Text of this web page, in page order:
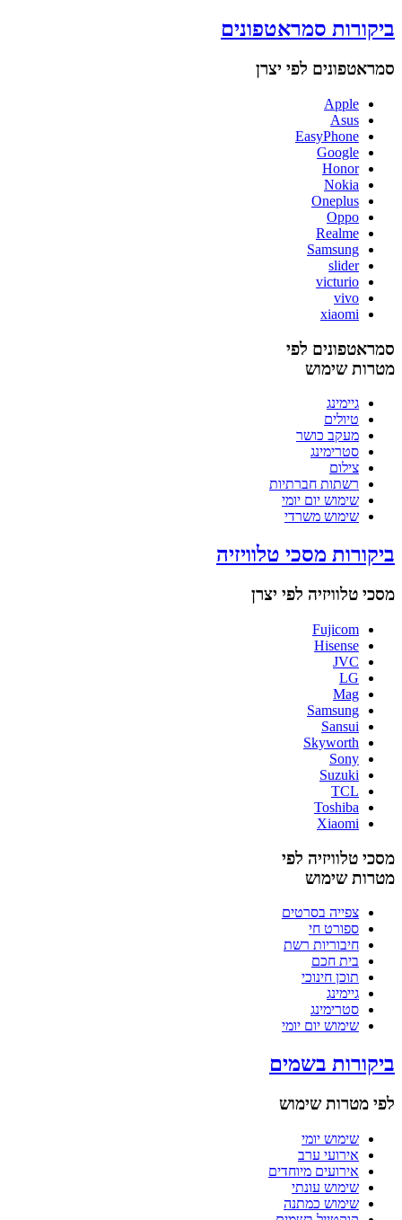
ביקורות סמראטפונים
סמראטפונים לפי יצרן
Apple
Asus
EasyPhone
Google
Honor
Nokia
Oneplus
Oppo
Realme
Samsung
slider
victurio
vivo
xiaomi
סמראטפונים לפי
מטרות שימוש
גיימינג
טיולים
מעקב כושר
סטרימינג
צילום
רשתות חברתיות
שימוש יום יומי
שימוש משרדי
ביקורות מסכי טלוויזיה
מסכי טלוויזיה לפי יצרן
Fujicom
Hisense
JVC
LG
Mag
Samsung
Sansui
Skyworth
Sony
Suzuki
TCL
Toshiba
Xiaomi
מסכי טלוויזיה לפי
מטרות שימוש
צפייה בסרטים
ספורט חי
חיבוריות רשת
בית חכם
תוכן חינוכי
גיימינג
סטרימינג
שימוש יום יומי
ביקורות בשמים
לפי מטרות שימוש
שימוש יומי
אירועי ערב
אירועים מיוחדים
שימוש עונתי
שימוש כמתנה